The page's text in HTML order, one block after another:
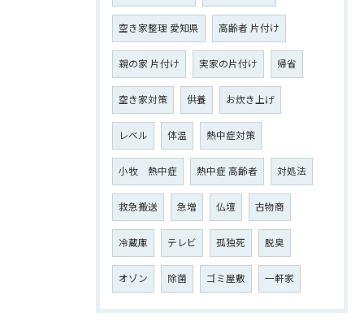
空き家整理 愛知県 高齢者 片付け
親の家 片付け 実家の片付け 帰省
空き家対策 供養 お炊き上げ
レベル 体温 熱中症対策
小牧 熱中症 熱中症 高齢者 対処法
救急搬送 急増 仏壇 古物商
冷蔵庫 テレビ 孤独死 脱臭
オゾン 除菌 ゴミ屋敷 一軒家